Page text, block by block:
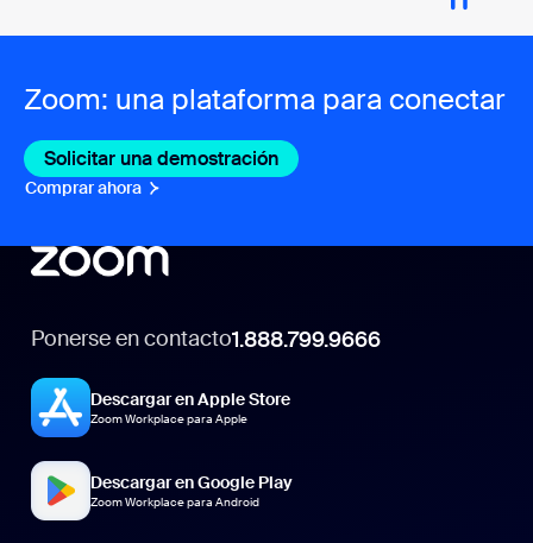
Zoom: una plataforma para conectar
Solicitar una demostración
Comprar ahora
Ponerse en contacto1.888.799.9666
Descargar en Apple Store
Zoom Workplace para Apple
Descargar en Google Play
Zoom Workplace para Android